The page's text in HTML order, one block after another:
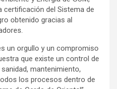
certificación del Sistema de
obtenido gracias al
un orgullo y un compromiso
que existe un control de
mantenimiento,
los procesos dentro de